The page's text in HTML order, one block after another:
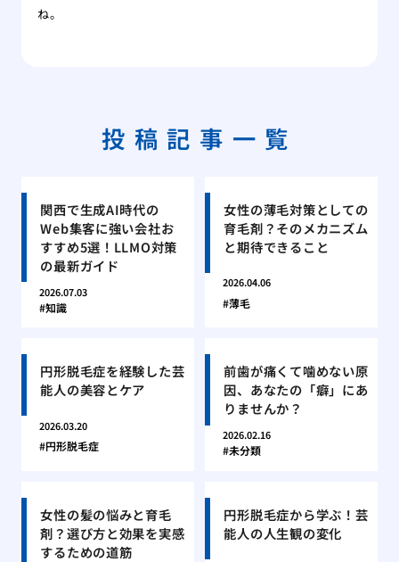
ね。
投稿記事一覧
関西で生成AI時代の
Web集客に強い会社お
すすめ5選！LLMO対策
の最新ガイド
2026.07.03
知識
女性の薄毛対策としての
育毛剤？そのメカニズム
と期待できること
2026.04.06
薄毛
円形脱毛症を経験した芸
能人の美容とケア
2026.03.20
円形脱毛症
前歯が痛くて噛めない原
因、あなたの「癖」にあ
りませんか？
2026.02.16
未分類
女性の髪の悩みと育毛
剤？選び方と効果を実感
するための道筋
円形脱毛症から学ぶ！芸
能人の人生観の変化